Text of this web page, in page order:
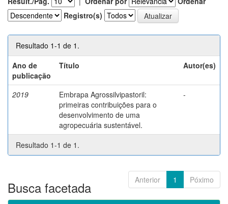
Registro(s)
Resultado 1-1 de 1.
Ano de
publicação
Título Autor(es)
2019
Embrapa Agrossilvipastoril:
primeiras contribuições para o
desenvolvimento de uma
agropecuária sustentável.
-
Resultado 1-1 de 1.
Anterior 1 Póximo
Busca facetada